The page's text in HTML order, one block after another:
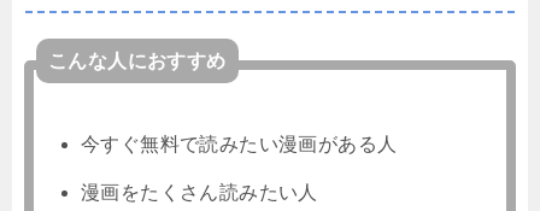
こんな人におすすめ
今すぐ無料で読みたい漫画がある人
漫画をたくさん読みたい人